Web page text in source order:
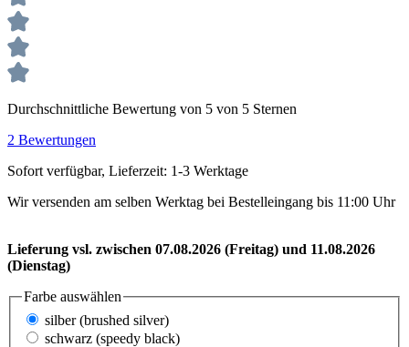
Durchschnittliche Bewertung von 5 von 5 Sternen
2 Bewertungen
Sofort verfügbar, Lieferzeit: 1-3 Werktage
Wir versenden am selben Werktag bei Bestelleingang bis 11:00 Uhr
Lieferung vsl. zwischen 07.08.2026 (Freitag) und 11.08.2026
(Dienstag)
Farbe auswählen
silber (brushed silver)
schwarz (speedy black)